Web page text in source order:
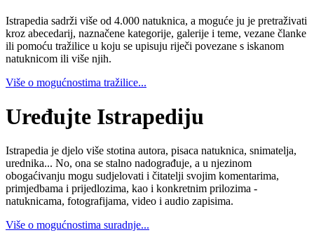
Istrapedia sadrži više od 4.000 natuknica, a moguće ju je pretraživati
kroz abecedarij, naznačene kategorije, galerije i teme, vezane članke
ili pomoću tražilice u koju se upisuju riječi povezane s iskanom
natuknicom ili više njih.
Više o mogućnostima tražilice...
Uređujte Istrapediju
Istrapedia je djelo više stotina autora, pisaca natuknica, snimatelja,
urednika... No, ona se stalno nadograđuje, a u njezinom
obogaćivanju mogu sudjelovati i čitatelji svojim komentarima,
primjedbama i prijedlozima, kao i konkretnim prilozima -
natuknicama, fotografijama, video i audio zapisima.
Više o mogućnostima suradnje...